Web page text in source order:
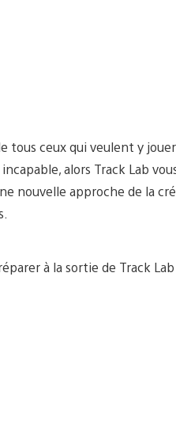
ceux qui veulent y
alors Track Lab
nouvelle approche de la
à la sortie de Track